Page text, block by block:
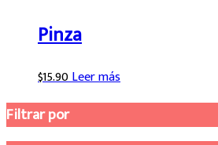
Pinza
$15.90Leer más
Filtrar por